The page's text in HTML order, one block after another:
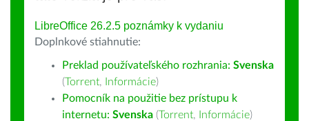
LibreOffice 26.2.5 poznámky k vydaniu
Doplnkové stiahnutie:
Preklad používateľského rozhrania: Svenska
(Torrent, Informácie)
Pomocník na použitie bez prístupu k
internetu: Svenska (Torrent, Informácie)